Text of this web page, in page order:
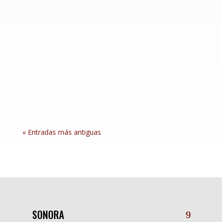
« Entradas más antiguas
SONORA